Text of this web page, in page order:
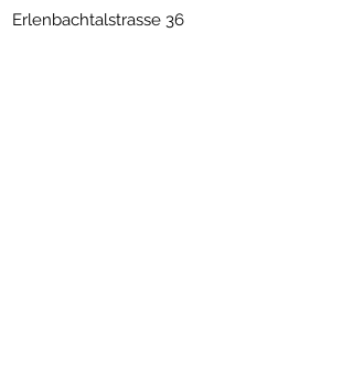
Erlenbachtalstrasse 36